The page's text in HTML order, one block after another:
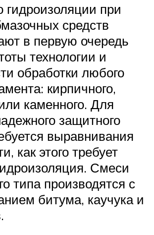
гидроизоляции при
средств
в первую очередь
технологии и
обработки любого
кирпичного,
каменного. Для
защитного
выравнивания
как этого требует
Смеси
типа производятся с
битума, каучука и